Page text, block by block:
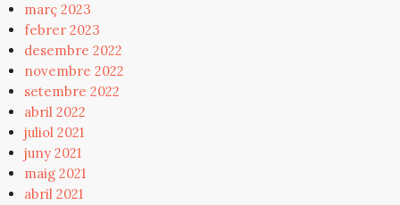
març 2023
febrer 2023
desembre 2022
novembre 2022
setembre 2022
abril 2022
juliol 2021
juny 2021
maig 2021
abril 2021